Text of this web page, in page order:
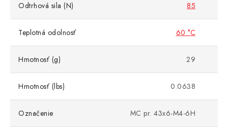
Odtrhová sila (N) 85
Teplotná odolnosť 60 °C
Hmotnosť (g) 29
Hmotnosť (lbs) 0.0638
Označenie MC pr. 43x6-M4-6H